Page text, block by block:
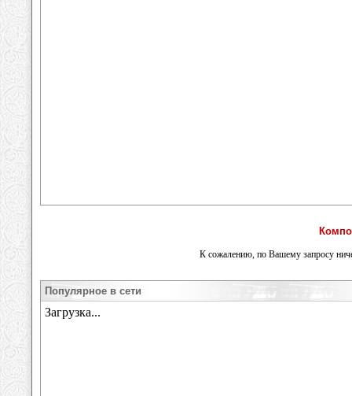
К сожалению, по Вашему запросу
Популярное в сети